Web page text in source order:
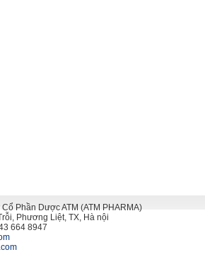
Phần Dược ATM (ATM PHARMA)
Phương Liệt, TX, Hà nội
664 8947